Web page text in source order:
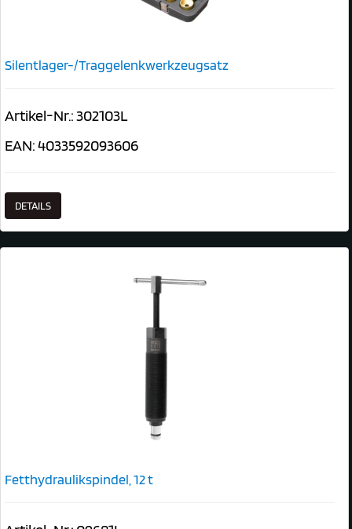
Silentlager-/Traggelenkwerkzeugsatz
Artikel-Nr.: 302103L
EAN: 4033592093606
DETAILS
Fetthydraulikspindel, 12 t